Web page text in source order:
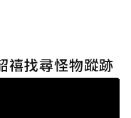
禧找尋怪物蹤跡